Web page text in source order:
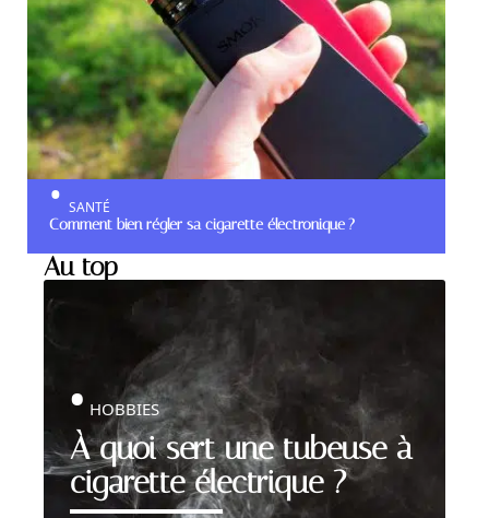
SANTÉ
Comment bien régler sa cigarette électronique ?
Au top
À quoi sert une tubeuse à
cigarette électrique ?
HOBBIES